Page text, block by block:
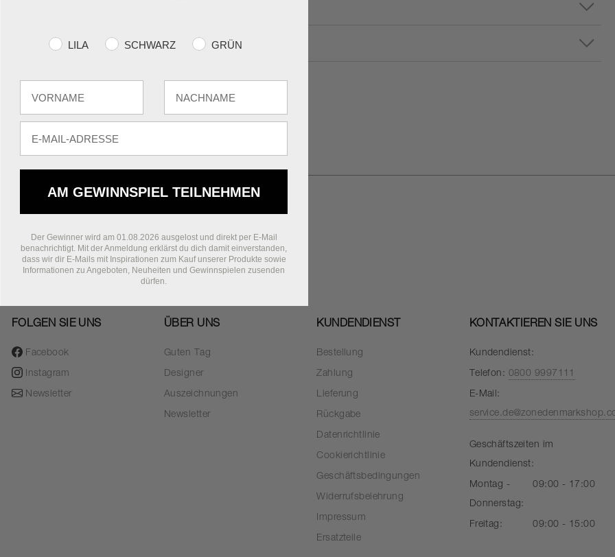
FOLGEN SIE UNS
Facebook
Instagram
Newsletter
ÜBER UNS
Guten Tag
Designer
Auszeichnungen
Newsletter
KUNDENDIENST
Bestellung
Zahlung
Lieferung
Rückgabe
Datenrichtlinie
Cookierichtlinie
Geschäftsbedingungen
Widerrufsbelehrung
Impressum
Ersatzteile
KONTAKTIEREN SIE UNS
Kundendienst:
Telefon: 0800 9997111
E-Mail:
Geschäftszeiten im
Kundendienst:
Montag -
Donnerstag:
09:00 - 17:00
Freitag: 09:00 - 15:00
Farvevalg
LILA SCHWARZ GRÜN
AM GEWINNSPIEL TEILNEHMEN
Der Gewinner wird am 01.08.2026 ausgelost und direkt per E-Mail
benachrichtigt. Mit der Anmeldung erklärst du dich damit einverstanden,
dass wir dir E-Mails mit Inspirationen zum Kauf unserer Produkte sowie
Informationen zu Angeboten, Neuheiten und Gewinnspielen zusenden
dürfen.